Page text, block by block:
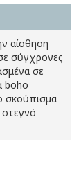
αίσθηση
σύγχρονες
σε
boho
σκούπισμα